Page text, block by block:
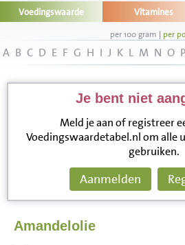
Disclaimer
Voedingswaarde Vitamines
per 100 gram | per
A B C D E F G H I J K L M N O P
Je bent niet
Meld je aan of registreer
Voedingswaardetabel.nl om alle
gebruiken.
Aanmelden
Amandelolie